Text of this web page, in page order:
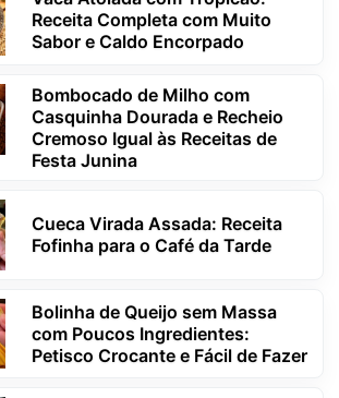
Receita Completa com Muito
Sabor e Caldo Encorpado
Bombocado de Milho com
Casquinha Dourada e Recheio
Cremoso Igual às Receitas de
Festa Junina
Cueca Virada Assada: Receita
Fofinha para o Café da Tarde
Bolinha de Queijo sem Massa
com Poucos Ingredientes:
Petisco Crocante e Fácil de Fazer